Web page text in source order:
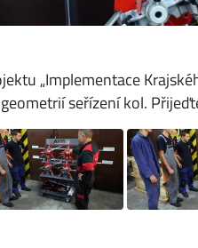
„Implementace
seřízení kol.